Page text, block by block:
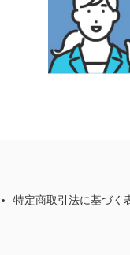
特定商取引法に基づく